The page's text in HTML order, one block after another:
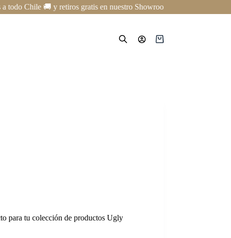
Chile 🚚 y retiros gratis en nuestro Showroom en Providencia ✨ |
Carro
para tu colección de productos Ugly